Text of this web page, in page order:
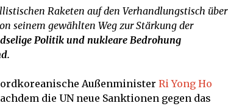
Raketen auf den Verhandlungstisch über
seinem gewählten Weg zur Stärkung der
Politik und nukleare Bedrohung
Außenminister Ri Yong Ho
die UN neue Sanktionen gegen das